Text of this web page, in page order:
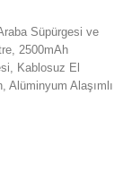
Süpürgesi ve
2500mAh
Kablosuz El
Alaşımlı